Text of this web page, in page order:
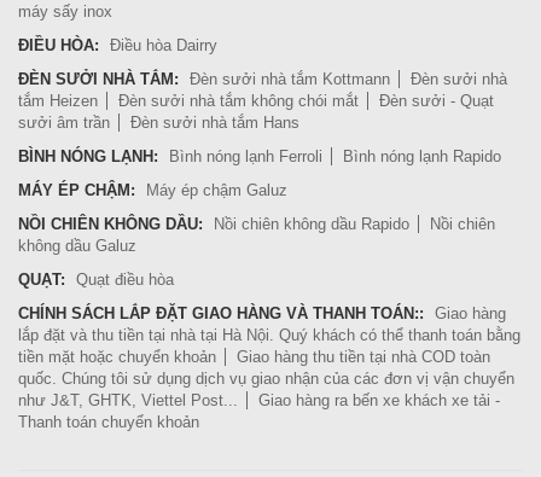
máy sấy inox
ĐIỀU HÒA:
Điều hòa Dairry
ĐÈN SƯỞI NHÀ TẮM:
Đèn sưởi nhà tắm Kottmann
Đèn sưởi nhà
tắm Heizen
Đèn sưởi nhà tắm không chói mắt
Đèn sưởi - Quạt
sưởi âm trần
Đèn sưởi nhà tắm Hans
BÌNH NÓNG LẠNH:
Bình nóng lạnh Ferroli
Bình nóng lạnh Rapido
MÁY ÉP CHẬM:
Máy ép chậm Galuz
NỒI CHIÊN KHÔNG DẦU:
Nồi chiên không dầu Rapido
Nồi chiên
không dầu Galuz
QUẠT:
Quạt điều hòa
CHÍNH SÁCH LẮP ĐẶT GIAO HÀNG VÀ THANH TOÁN::
Giao hàng
lắp đặt và thu tiền tại nhà tại Hà Nội. Quý khách có thể thanh toán bằng
tiền mặt hoặc chuyển khoản
Giao hàng thu tiền tại nhà COD toàn
quốc. Chúng tôi sử dụng dịch vụ giao nhận của các đơn vị vận chuyển
như J&T, GHTK, Viettel Post...
Giao hàng ra bến xe khách xe tải -
Thanh toán chuyển khoản